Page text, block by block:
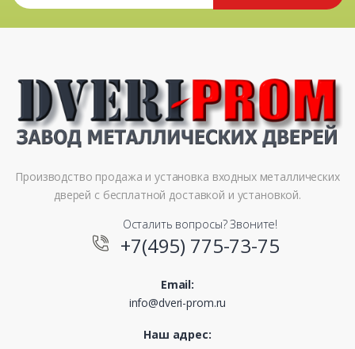
Производство продажа и установка входных металлических
дверей с бесплатной доставкой и установкой.
Осталить вопросы? Звоните!
+7(495) 775-73-75
Email:
info@dveri-prom.ru
Наш адрес: